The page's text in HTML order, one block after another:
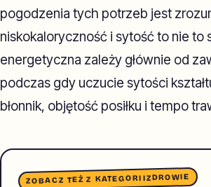
pogodzenia tych potrzeb jest
niskokaloryczność i sytość to nie to
energetyczna zależy głównie od
podczas gdy uczucie sytości
błonnik, objętość posiłku i tempo
ZOBACZ TEŻ Z KATEGORIIZDROWIE